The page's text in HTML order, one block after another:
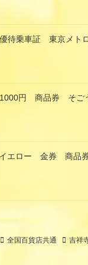
待乗車証 東京メ
円 商品券 そ
エロー 金券 商品
全国百貨店共通 吉祥